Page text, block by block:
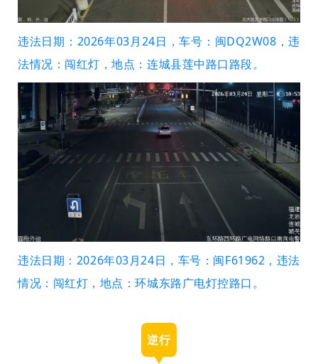
违法日期：2026年03月24日，车号：闽DQ2W08，违
法情况：闯红灯，地点：连城县莲中路口路段。
违法日期：2026年03月24日，车号：闽F61962，违法
情况：闯红灯，地点：环城东路广电灯控路口。
逆行